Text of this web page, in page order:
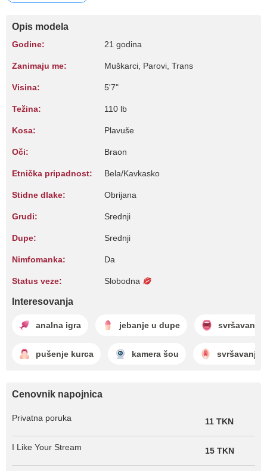
Opis modela
Godine: 21 godina
Zanimaju me: Muškarci, Parovi, Trans
Visina: 5'7"
Težina: 110 lb
Kosa: Plavuše
Oči: Braon
Etnička pripadnost: Bela/Kavkasko
Stidne dlake: Obrijana
Grudi: Srednji
Dupe: Srednji
Nimfomanka: Da
Status veze: Slobodna
Interesovanja
analna igra jebanje u dupe svršavanje
pušenje kurca kamera šou svršavanje
Cenovnik napojnica
Privatna poruka 11 TKN
I Like Your Stream 15 TKN